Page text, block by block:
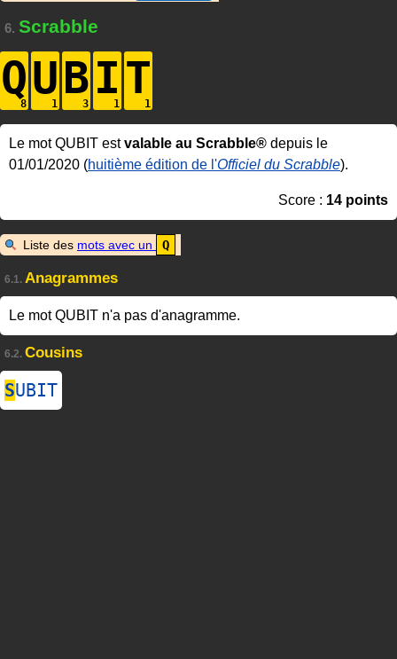
6. Scrabble
QUBIT
Le mot QUBIT estvalable au Scrabble® depuis le
01/01/2020 (huitième édition de l'Officiel du Scrabble).
Score : 14 points
Liste des mots avec un Q
6.1. Anagrammes
Le mot QUBIT n'a pas d'anagramme.
6.2. Cousins
SUBIT